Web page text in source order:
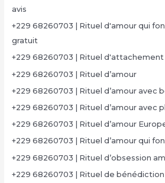
avis
+229 68260703 | Rituel d'amour qui
gratuit
+229 68260703 | Rituel
+229 68260703 | Rituel d’amour
+229 68260703 | Rituel d’amour avec
+229 68260703 | Rituel d’amour avec
+229 68260703 | Rituel d’amour
+229 68260703 | Rituel d’amour qui
+229 68260703 | Rituel d’obsession
+229 68260703 | Rituel de bénédiction